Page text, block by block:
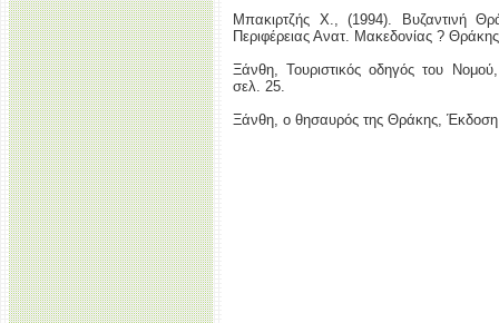
Μπακιρτζής Χ., (1994). Βυζαντινή
Περιφέρειας Ανατ. Μακεδονίας ?
Ξάνθη, Τουριστικός οδηγός του
σελ. 25.
Ξάνθη, ο θησαυρός της Θράκης,